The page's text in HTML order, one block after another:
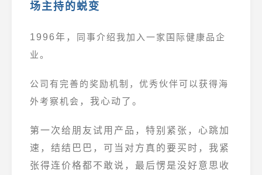
场主持的蜕变
1996年，
同事介绍我加入一家国际健康品企
业。
公司有完善的奖励机制，优秀伙伴可以获得海
外考察机会 ，我心动了。
第一次给朋友试用产品，特别紧张，心跳加
速，结结巴巴，可当对方真的要买时，我紧
张得连价格都不敢说，最后愣是没好意思收